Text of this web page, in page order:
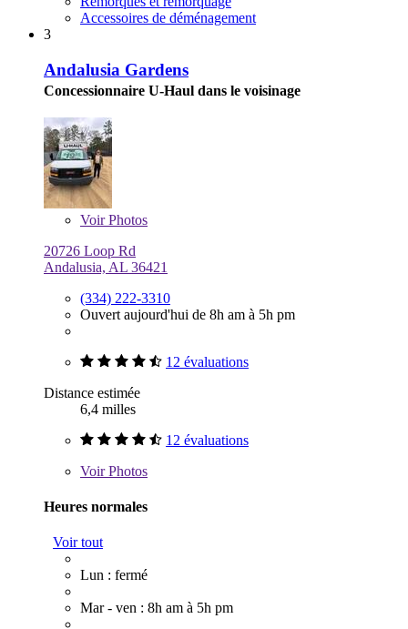
Accessoires de déménagement
3
Andalusia Gardens
Concessionnaire U-Haul dans le voisinage
VoirPhotos
20726 Loop Rd
Andalusia, AL 36421
(334) 222-3310
Ouvert aujourd'hui de 8h am à 5h pm
12 évaluations
Distance estimée
6,4 milles
12 évaluations
VoirPhotos
Heures normales
Voir tout
Lun : fermé
Mar - ven : 8h am à 5h pm